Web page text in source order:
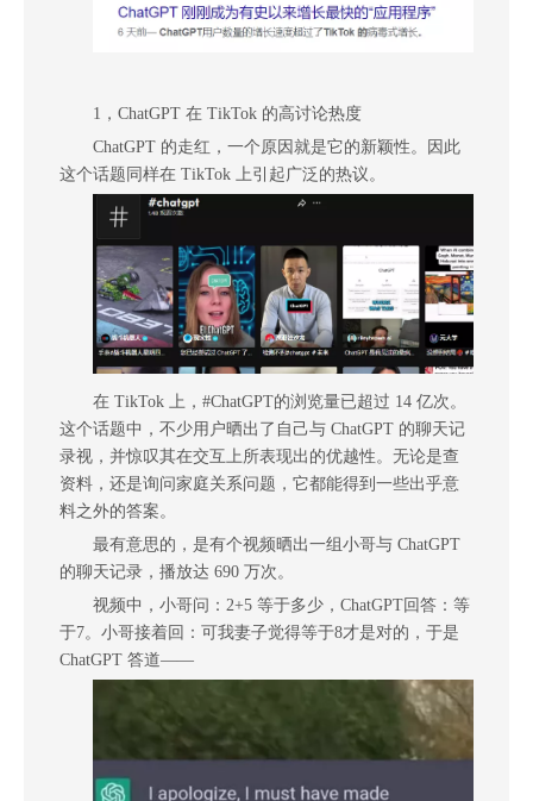
1， ChatGPT 在 TikTok 的高讨论热度
ChatGPT 的走红，一个原因就是它的新颖性。因此
这个话题同样在 TikTok 上引起广泛的热议。
在 TikTok 上，#ChatGPT的浏览量已超过 14 亿次。
这个话题中，不少用户晒出了自己与 ChatGPT 的聊天记
录视，并惊叹其在交互上所表现出的优越性。无论是查
资料，还是询问家庭关系问题，它都能得到一些出乎意
料之外的答案。
最有意思的，是有个视频晒出一组小哥与 ChatGPT
的聊天记录，播放达 690 万次。
视频中，小哥问：2+5 等于多少，ChatGPT回答：等
于7。小哥接着回：可我妻子觉得等于8才是对的，于是
ChatGPT 答道——